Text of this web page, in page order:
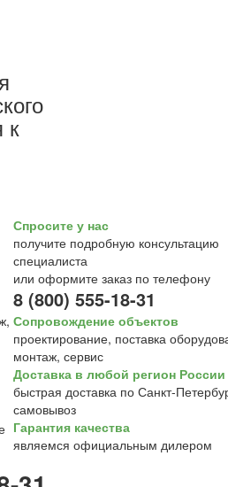
к
Спросите у нас
получите подробную консультацию
специалиста
или оформите заказ по телефону
8 (800) 555-18-31
Сопровождение объектов
проектирование, поставка
монтаж, сервис
Доставка в любой регион России
быстрая доставка по Санкт-
самовывоз
Гарантия качества
являемся официальным дилером